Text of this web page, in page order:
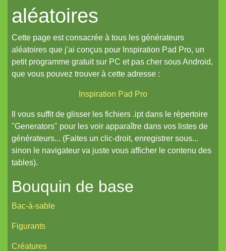
aléatoires
Cette page est consacrée à tous les générateurs
aléatoires que j'ai conçus pour Inspiration Pad Pro, un
petit programme gratuit sur PC et pas cher sous Android,
que vous pouvez trouver à cette adresse :
Inspiration Pad Pro
Il vous suffit de glisser les fichiers .ipt dans le répertoire
"Generators" pour les voir apparaître dans vos listes de
générateurs... (Faites un clic-droit, enregistrer sous...
sinon le navigateur va juste vous afficher le contenu des
tables).
Bouquin de base
Bac-à-sable
Figurants
Créatures